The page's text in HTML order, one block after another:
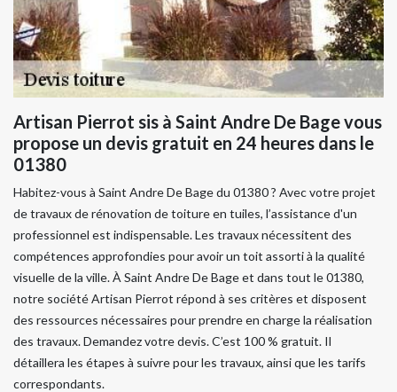
Artisan Pierrot sis à Saint Andre De Bage vous
propose un devis gratuit en 24 heures dans le
01380
Habitez-vous à Saint Andre De Bage du 01380 ? Avec votre projet
de travaux de rénovation de toiture en tuiles, l’assistance d'un
professionnel est indispensable. Les travaux nécessitent des
compétences approfondies pour avoir un toit assorti à la qualité
visuelle de la ville. À Saint Andre De Bage et dans tout le 01380,
notre société Artisan Pierrot répond à ses critères et disposent
des ressources nécessaires pour prendre en charge la réalisation
des travaux. Demandez votre devis. C’est 100 % gratuit. Il
détaillera les étapes à suivre pour les travaux, ainsi que les tarifs
correspondants.